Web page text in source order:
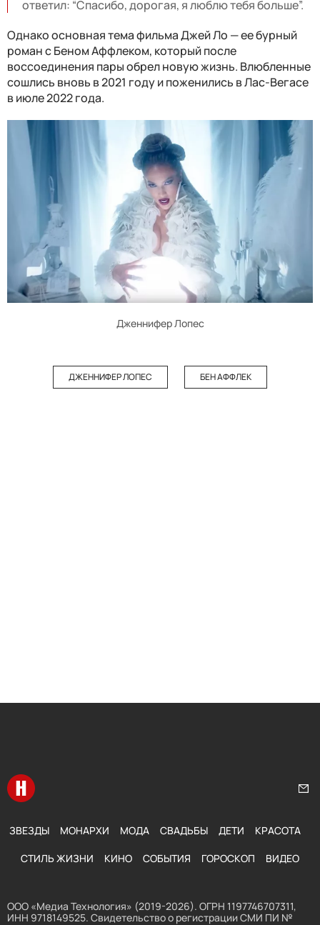
ответил: “Спасибо, дорогая, я люблю тебя больше”.
Однако основная тема фильма Джей Ло — ее бурный
роман с Беном Аффлеком, который после
воссоединения пары обрел новую жизнь. Влюбленные
сошлись вновь в 2021 году и поженились в Лас-Вегасе
в июле 2022 года.
Дженнифер Лопес
ДЖЕННИФЕР ЛОПЕС БЕН АФФЛЕК
Перейти на главную
ЗВЕЗДЫ МОНАРХИ МОДА СВАДЬБЫ ДЕТИ КРАСОТА
СТИЛЬ ЖИЗНИ КИНО СОБЫТИЯ ГОРОСКОП ВИДЕО
ООО «Медиа Технология» (2019-2026). ОГРН 1197746707311,
ИНН 9718149525. Свидетельство о регистрации СМИ ПИ №